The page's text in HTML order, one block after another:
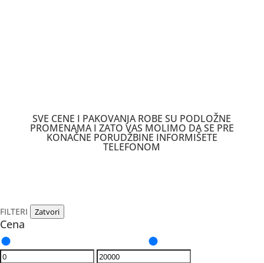
SVE CENE I PAKOVANJA ROBE SU PODLOŽNE
PROMENAMA I ZATO VAS MOLIMO DA SE PRE
KONAČNE PORUDŽBINE INFORMIŠETE
TELEFONOM
FILTERI Zatvori
Cena